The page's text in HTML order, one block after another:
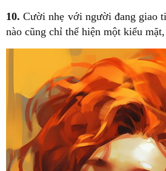
10. Cười nhẹ với người đang giao
nào cũng chỉ thể hiện một kiểu